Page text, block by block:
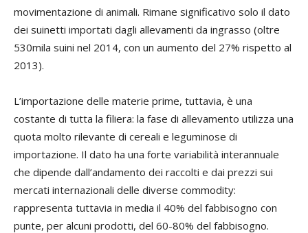
movimentazione di animali. Rimane significativo solo il dato
dei suinetti importati dagli allevamenti da ingrasso (oltre
530mila suini nel 2014, con un aumento del 27% rispetto al
2013).
L’importazione delle materie prime, tuttavia, è una
costante di tutta la filiera: la fase di allevamento utilizza una
quota molto rilevante di cereali e leguminose di
importazione. Il dato ha una forte variabilità interannuale
che dipende dall’andamento dei raccolti e dai prezzi sui
mercati internazionali delle diverse commodity:
rappresenta tuttavia in media il 40% del fabbisogno con
punte, per alcuni prodotti, del 60-80% del fabbisogno.